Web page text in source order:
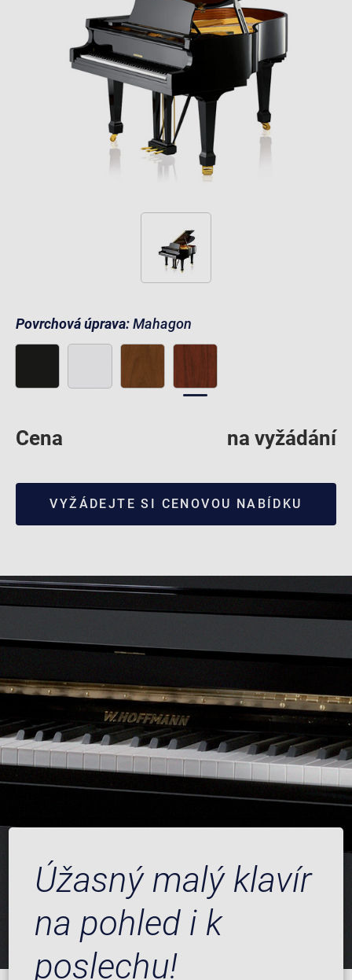
Povrchová úprava:Mahagon
Cena na vyžádání
VYŽÁDEJTE SI CENOVOU NABÍDKU
Úžasný malý klavír
na pohled i k
poslechu!